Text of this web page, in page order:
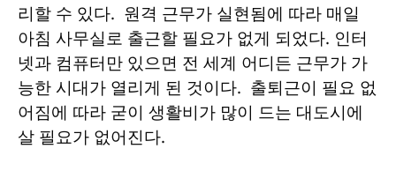
리할 수 있다. 원격 근무가 실현됨에 따라 매일
아침 사무실로 출근할 필요가 없게 되었다. 인터
넷과 컴퓨터만 있으면 전 세계 어디든 근무가 가
능한 시대가 열리게 된 것이다. 출퇴근이 필요 없
어짐에 따라 굳이 생활비가 많이 드는 대도시에
살 필요가 없어진다.